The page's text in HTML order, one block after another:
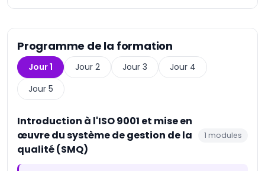
Programme de la formation
Jour 1 Jour 2 Jour 3
Jour 4
Jour 5
Introduction à l'ISO 9001 et mise en
œuvre du système de gestion de la
qualité (SMQ)
1 modules